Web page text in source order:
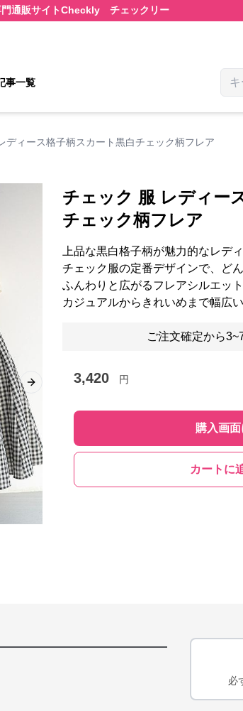
通販サイトCheckly チェックリー
事一覧
ディース格子柄スカート黒白チェック柄フレア
Next slide
チェック 服 レディー
チェック柄フレア
上品な黒白格子柄が魅力的なレデ
チェック服の定番デザインで、ど
ふんわりと広がるフレアシルエッ
カジュアルからきれいめまで幅広
ご注文確定から
3,420 円
購入画
カートに
必